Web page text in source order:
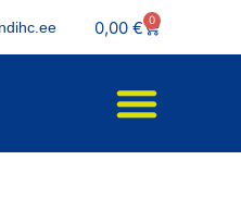
0,00 € 0